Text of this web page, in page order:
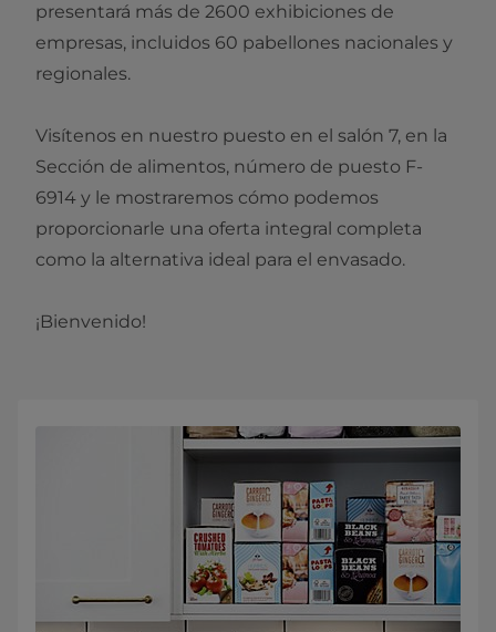
presentará más de 2600 exhibiciones de
empresas, incluidos 60 pabellones nacionales y
regionales.
Visítenos en nuestro puesto en el salón 7, en la
Sección de alimentos, número de puesto F-
6914 y le mostraremos cómo podemos
proporcionarle una oferta integral completa
como la alternativa ideal para el envasado.
¡Bienvenido!